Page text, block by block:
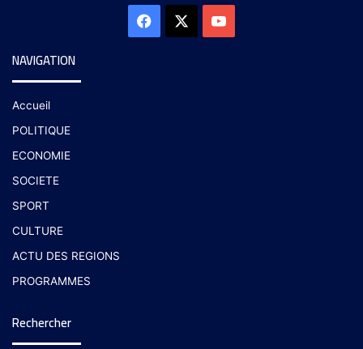
NAVIGATION
Accueil
POLITIQUE
ECONOMIE
SOCIETE
SPORT
CULTURE
ACTU DES REGIONS
PROGRAMMES
Rechercher